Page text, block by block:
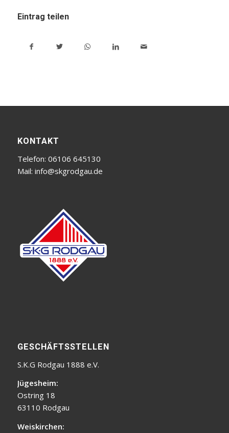
Eintrag teilen
KONTAKT
Telefon: 06106 645130
Mail: info@skgrodgau.de
GESCHÄFTSSTELLEN
S.K.G Rodgau 1888 e.V.
Jügesheim:
Ostring 18
63110 Rodgau
Weiskirchen: